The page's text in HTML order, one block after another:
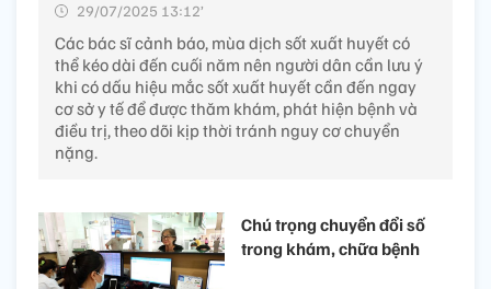
29/07/2025 13:12’
Các bác sĩ cảnh báo, mùa dịch sốt xuất huyết có
thể kéo dài đến cuối năm nên người dân cần lưu ý
khi có dấu hiệu mắc sốt xuất huyết cần đến ngay
cơ sở y tế để được thăm khám, phát hiện bệnh và
điều trị, theo dõi kịp thời tránh nguy cơ chuyển
nặng.
Chú trọng chuyển đổi số
trong khám, chữa bệnh